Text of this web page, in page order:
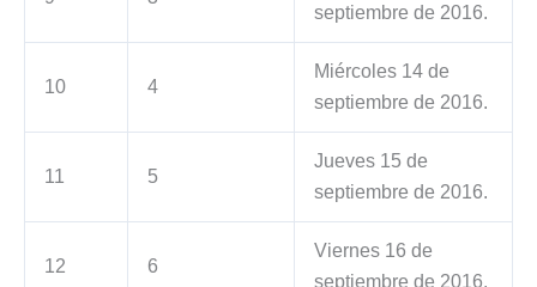
septiembre de 2016.
10 4
Miércoles 14 de
septiembre de 2016.
11 5
Jueves 15 de
septiembre de 2016.
12 6
Viernes 16 de
septiembre de 2016.